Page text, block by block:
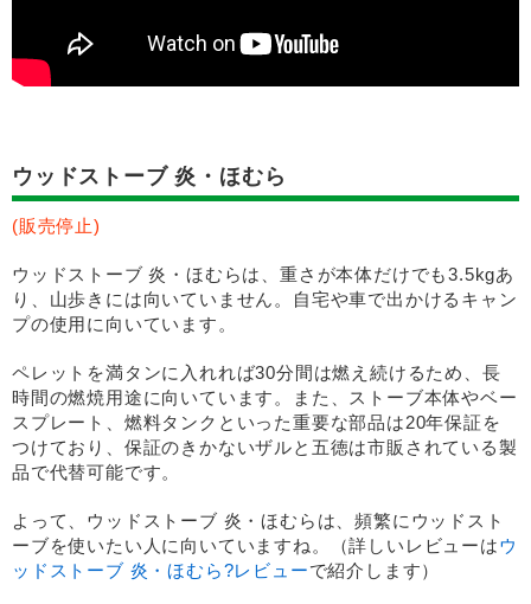
ウッドストーブ 炎・ほむら
(販売停止)
ウッドストーブ 炎・ほむらは、重さが本体だけでも3.5kgあ
り、山歩きには向いていません。自宅や車で出かけるキャン
プの使用に向いています。
ペレットを満タンに入れれば30分間は燃え続けるため、長
時間の燃焼用途に向いています。また、ストーブ本体やベー
スプレート、燃料タンクといった重要な部品は20年保証を
つけており、保証のきかないザルと五徳は市販されている製
品で代替可能です。
よって、ウッドストーブ 炎・ほむらは、頻繁にウッドスト
ーブを使いたい人に向いていますね。（詳しいレビューはウ
ッドストーブ 炎・ほむら?レビューで紹介します）